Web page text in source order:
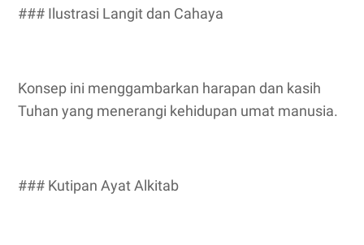
### Ilustrasi Langit dan Cahaya
Konsep ini menggambarkan harapan dan kasih
Tuhan yang menerangi kehidupan umat manusia.
### Kutipan Ayat Alkitab